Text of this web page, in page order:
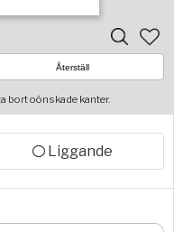
Återställ
bort oönskade kanter.
Liggande